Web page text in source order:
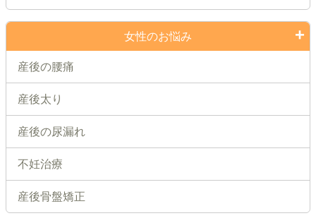
女性のお悩み
産後の腰痛
産後太り
産後の尿漏れ
不妊治療
産後骨盤矯正